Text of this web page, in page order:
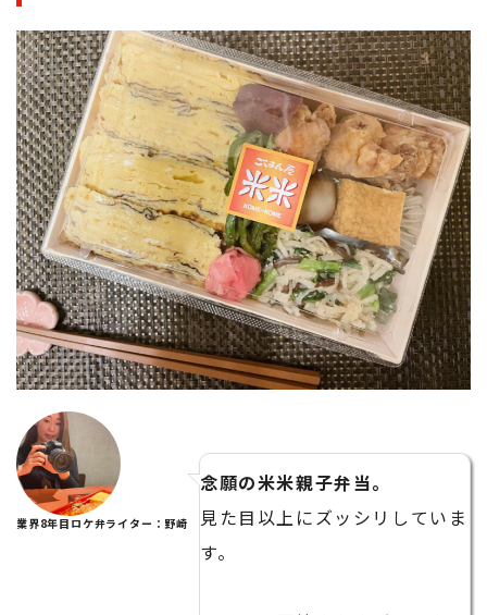
業界8年目ロケ弁ライター：野崎
念願の米米親子弁当。
見た目以上にズッシリしていま
す。